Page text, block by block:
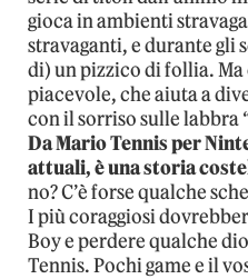
gioca in ambienti
stravaganti, e durante gli
di) un pizzico di follia.
piacevole, che aiuta a
con il sorriso sulle labbra
Da Mario Tennis per
attuali, è una storia
no? C’è forse qualche
I più coraggiosi
Boy e perdere qualche
Tennis. Pochi game e il